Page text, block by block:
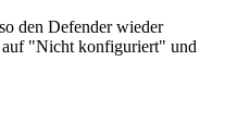
den Defender wieder
auf "Nicht konfiguriert" und